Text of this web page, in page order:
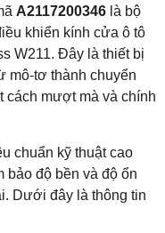
A2117200346 là bộ
khiển kính cửa ô tô
W211. Đây là thiết bị
mô-tơ thành chuyển
cách mượt mà và chính
chuẩn kỹ thuật cao
bảo độ bền và độ ổn
Dưới đây là thông tin